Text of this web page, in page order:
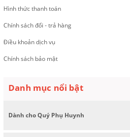
Hình thức thanh toán
Chính sách đổi - trả hàng
Điều khoản dịch vụ
Chính sách bảo mật
Danh mục nổi bật
Dành cho Quý Phụ Huynh